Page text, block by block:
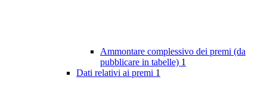
Ammontare complessivo dei premi (da
pubblicare in tabelle) 1
Dati relativi ai premi 1